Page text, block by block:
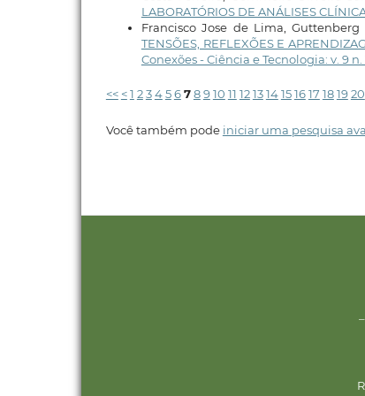
LABORATÓRIOS DE ANÁLISES
Francisco Jose de Lima,
TENSÕES, REFLEXÕES E
Conexões - Ciência e Tecnologia: v. 9 n.
<< <1 2345678910 11 121314151617 181920
Você também pode iniciar uma pesquisa